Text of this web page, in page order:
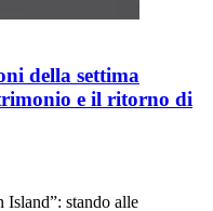
della settima
e il ritorno di
Island”: stando alle